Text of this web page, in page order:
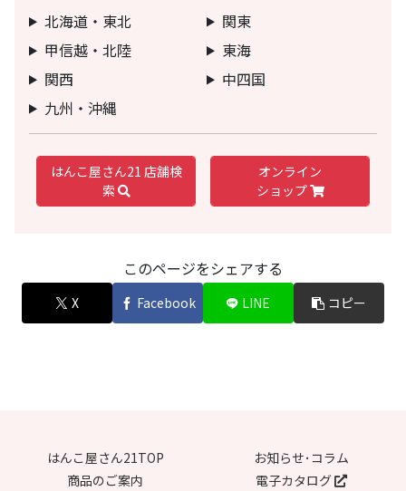
北海道・東北
関東
甲信越・北陸
東海
関西
中四国
九州・沖縄
はんこ屋さん21 店舗検
索
オンライン
ショップ
このページをシェアする
X Facebook LINE コピー
はんこ屋さん21TOP
お知らせ･コラム
商品のご案内
電子カタログ